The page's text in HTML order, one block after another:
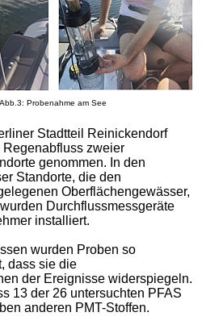
Abb.3: Probenahme am See
Stadtteil Reinickendorf
Regenabfluss zweier
genommen. In den
Standorte, die den
Oberflächengewässer,
Durchflussmessgeräte
installiert.
wurden Proben so
dass sie die
der Ereignisse widerspiegeln.
13 der 26 untersuchten PFAS
anderen PMT-Stoffen.